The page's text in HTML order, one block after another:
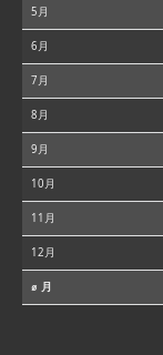
5月
6月
7月
8月
9月
10月
11月
12月
⌀ 月